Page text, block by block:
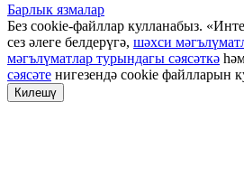
Барлык язмалар
Без cookie-файллар кулланабыз.
сез әлеге белдерүгә, шәхси
мәгълүматлар турындагы сәясәткә
сәясәте нигезендә cookie файлларын
Килешү